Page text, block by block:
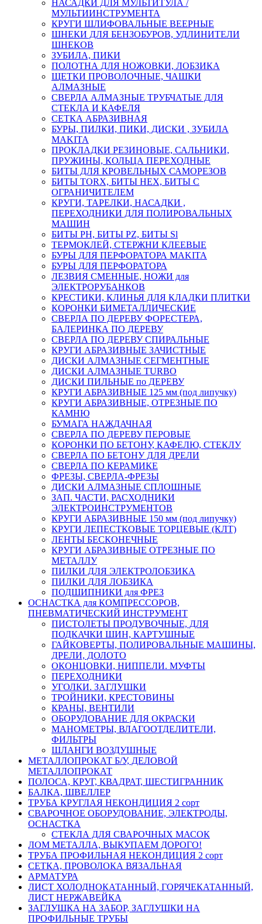
НАСАДКИ ДЛЯ МУЛЬТИТУЛА /
МУЛЬТИИНСТРУМЕНТА
КРУГИ ШЛИФОВАЛЬНЫЕ ВЕЕРНЫЕ
ШНЕКИ ДЛЯ БЕНЗОБУРОВ, УДЛИНИТЕЛИ
ШНЕКОВ
ЗУБИЛА, ПИКИ
ПОЛОТНА ДЛЯ НОЖОВКИ, ЛОБЗИКА
ЩЕТКИ ПРОВОЛОЧНЫЕ, ЧАШКИ
АЛМАЗНЫЕ
СВЕРЛА АЛМАЗНЫЕ ТРУБЧАТЫЕ ДЛЯ
СТЕКЛА И КАФЕЛЯ
СЕТКА АБРАЗИВНАЯ
БУРЫ, ПИЛКИ, ПИКИ, ДИСКИ , ЗУБИЛА
MAKITA
ПРОКЛАДКИ РЕЗИНОВЫЕ, САЛЬНИКИ,
ПРУЖИНЫ, КОЛЬЦА ПЕРЕХОДНЫЕ
БИТЫ ДЛЯ КРОВЕЛЬНЫХ САМОРЕЗОВ
БИТЫ TORX, БИТЫ НЕХ, БИТЫ С
ОГРАНИЧИТЕЛЕМ
КРУГИ, ТАРЕЛКИ, НАСАДКИ ,
ПЕРЕХОДНИКИ ДЛЯ ПОЛИРОВАЛЬНЫХ
МАШИН
БИТЫ PH, БИТЫ PZ, БИТЫ Sl
ТЕРМОКЛЕЙ, СТЕРЖНИ КЛЕЕВЫЕ
БУРЫ ДЛЯ ПЕРФОРАТОРА MAKITA
БУРЫ ДЛЯ ПЕРФОРАТОРА
ЛЕЗВИЯ СМЕННЫЕ, НОЖИ для
ЭЛЕКТРОРУБАНКОВ
КРЕСТИКИ, КЛИНЬЯ ДЛЯ КЛАДКИ ПЛИТКИ
КОРОНКИ БИМЕТАЛЛИЧЕСКИЕ
СВЕРЛА ПО ДЕРЕВУ ФОРЕСТЕРА,
БАЛЕРИНКА ПО ДЕРЕВУ
СВЕРЛА ПО ДЕРЕВУ СПИРАЛЬНЫЕ
КРУГИ АБРАЗИВНЫЕ ЗАЧИСТНЫЕ
ДИСКИ АЛМАЗНЫЕ СЕГМЕНТНЫЕ
ДИСКИ АЛМАЗНЫЕ TURBO
ДИСКИ ПИЛЬНЫЕ по ДЕРЕВУ
КРУГИ АБРАЗИВНЫЕ 125 мм (под липучку)
КРУГИ АБРАЗИВНЫЕ, ОТРЕЗНЫЕ ПО
КАМНЮ
БУМАГА НАЖДАЧНАЯ
СВЕРЛА ПО ДЕРЕВУ ПЕРОВЫЕ
КОРОНКИ ПО БЕТОНУ, КАФЕЛЮ, СТЕКЛУ
СВЕРЛА ПО БЕТОНУ ДЛЯ ДРЕЛИ
СВЕРЛА ПО КЕРАМИКЕ
ФРЕЗЫ, СВЕРЛА-ФРЕЗЫ
ДИСКИ АЛМАЗНЫЕ СПЛОШНЫЕ
ЗАП. ЧАСТИ, РАСХОДНИКИ
ЭЛЕКТРОИНСТРУМЕНТОВ
КРУГИ АБРАЗИВНЫЕ 150 мм (под липучку)
КРУГИ ЛЕПЕСТКОВЫЕ ТОРЦЕВЫЕ (КЛТ)
ЛЕНТЫ БЕСКОНЕЧНЫЕ
КРУГИ АБРАЗИВНЫЕ ОТРЕЗНЫЕ ПО
МЕТАЛЛУ
ПИЛКИ ДЛЯ ЭЛЕКТРОЛОБЗИКА
ПИЛКИ ДЛЯ ЛОБЗИКА
ПОДШИПНИКИ для ФРЕЗ
ОСНАСТКА для КОМПРЕССОРОВ,
ПНЕВМАТИЧЕСКИЙ ИНСТРУМЕНТ
ПИСТОЛЕТЫ ПРОДУВОЧНЫЕ, ДЛЯ
ПОДКАЧКИ ШИН, КАРТУШНЫЕ
ГАЙКОВЕРТЫ, ПОЛИРОВАЛЬНЫЕ МАШИНЫ,
ДРЕЛИ, ДОЛОТО
ОКОНЦОВКИ, НИППЕЛИ. МУФТЫ
ПЕРЕХОДНИКИ
УГОЛКИ. ЗАГЛУШКИ
ТРОЙНИКИ, КРЕСТОВИНЫ
КРАНЫ, ВЕНТИЛИ
ОБОРУДОВАНИЕ ДЛЯ ОКРАСКИ
МАНОМЕТРЫ, ВЛАГООТДЕЛИТЕЛИ,
ФИЛЬТРЫ
ШЛАНГИ ВОЗДУШНЫЕ
МЕТАЛЛОПРОКАТ Б/У, ДЕЛОВОЙ
МЕТАЛЛОПРОКАТ
ПОЛОСА, КРУГ, КВАДРАТ, ШЕСТИГРАННИК
БАЛКА, ШВЕЛЛЕР
ТРУБА КРУГЛАЯ НЕКОНДИЦИЯ 2 сорт
СВАРОЧНОЕ ОБОРУДОВАНИЕ, ЭЛЕКТРОДЫ,
ОСНАСТКА
СТЕКЛА ДЛЯ СВАРОЧНЫХ МАСОК
ЛОМ МЕТАЛЛА, ВЫКУПАЕМ ДОРОГО!
ТРУБА ПРОФИЛЬНАЯ НЕКОНДИЦИЯ 2 сорт
СЕТКА, ПРОВОЛОКА ВЯЗАЛЬНАЯ
АРМАТУРА
ЛИСТ ХОЛОДНОКАТАННЫЙ, ГОРЯЧЕКАТАННЫЙ,
ЛИСТ НЕРЖАВЕЙКА
ЗАГЛУШКА НА ЗАБОР, ЗАГЛУШКИ НА
ПРОФИЛЬНЫЕ ТРУБЫ